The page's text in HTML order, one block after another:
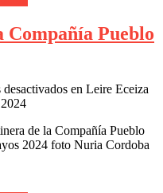
Pueblo
en Leire Eceiza
de la Compañía Pueblo
2024 foto Nuria Cordoba